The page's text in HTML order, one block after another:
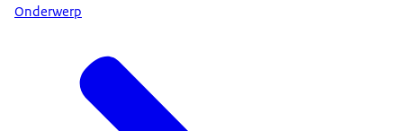
Onderwerp